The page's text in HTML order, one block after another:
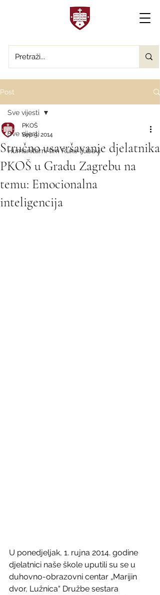
Post
Sve vijesti
Humanitarni tim Ruke ljubavi
Sve vijesti
Stručno usavršavanje djelatnika
PKOŠ u Gradu Zagrebu na
temu: Emocionalna
inteligencija
PKOŠ
Sep 9, 2014
U ponedjeljak, 1. rujna 2014. godine
djelatnici naše škole uputili su se u
duhovno-obrazovni centar „Marijin
dvor, Lužnica“ Družbe sestara